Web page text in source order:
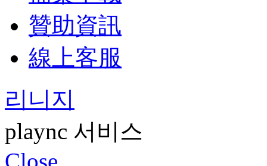
贊助資訊
線上客服
리니지
plaync 서비스
Close